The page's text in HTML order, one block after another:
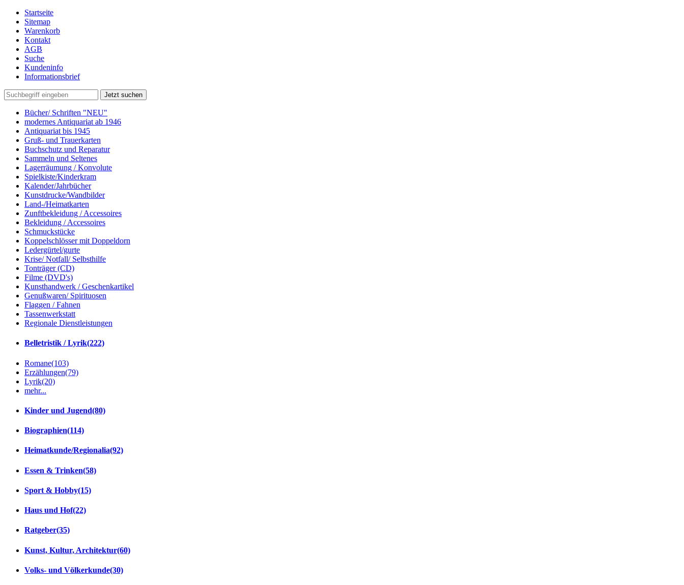
Startseite
Sitemap
Warenkorb
Kontakt
AGB
Suche
Kundeninfo
Informationsbrief
Jetzt suchen
Bücher/ Schriften "NEU"
modernes Antiquariat ab 1946
Antiquariat bis 1945
Gruß- und Trauerkarten
Buchschutz und Reparatur
Sammeln und Seltenes
Lagerräumung / Konvolute
Spielkiste/Kinderkram
Kalender/Jahrbücher
Kunstdrucke/Wandbilder
Land-/Heimatkarten
Zunftbekleidung / Accessoires
Bekleidung / Accessoires
Schmuckstücke
Koppelschlösser mit Doppeldorn
Ledergürtel/gurte
Krise/ Notfall/ Selbsthilfe
Tonträger (CD)
Filme (DVD's)
Kunsthandwerk / Geschenkartikel
Genußwaren/ Spirituosen
Flaggen / Fahnen
Tassenwerkstatt
Regionale Dienstleistungen
Belletristik / Lyrik(222)
Romane(103)
Erzählungen(79)
Lyrik(20)
mehr...
Kinder und Jugend(80)
Biographien(114)
Heimatkunde/Regionalia(92)
Essen & Trinken(58)
Sport & Hobby(15)
Haus und Hof(22)
Ratgeber(35)
Kunst, Kultur, Architektur(60)
Volks- und Völkerkunde(30)